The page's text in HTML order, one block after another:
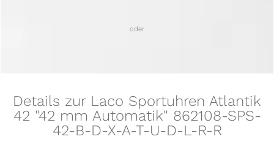
oder
Details zur Laco Sportuhren Atlantik
42 "42 mm Automatik" 862108-SPS-
42-B-D-X-A-T-U-D-L-R-R